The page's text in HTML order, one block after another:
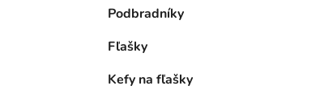
Podbradníky
Fľašky
Kefy na fľašky